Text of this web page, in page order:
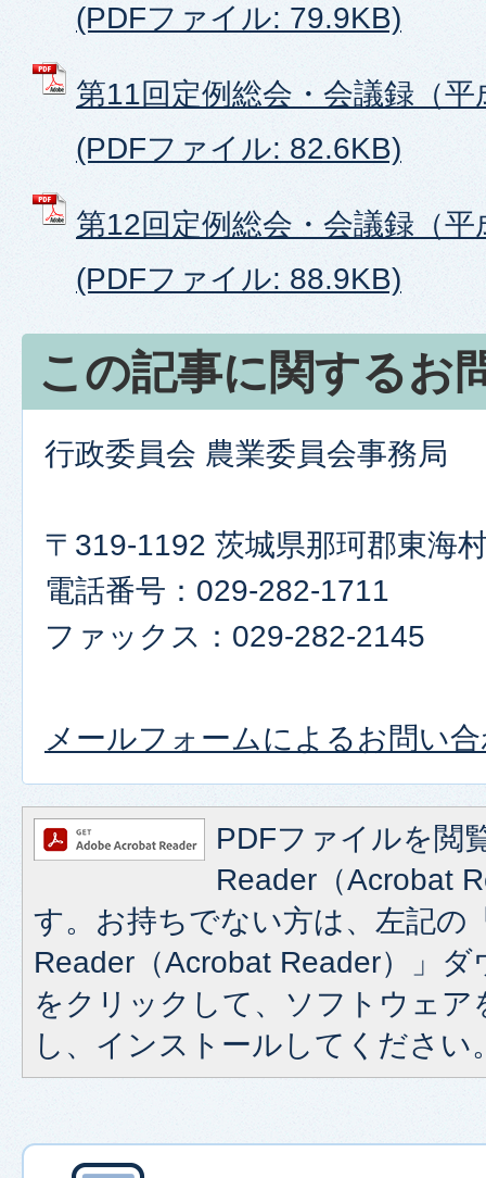
(PDFファイル: 79.9KB)
第11回定例総会・会議録（
(PDFファイル: 82.6KB)
第12回定例総会・会議録（
(PDFファイル: 88.9KB)
この記事に関するお
行政委員会 農業委員会事務局
〒319-1192 茨城県那珂郡東海
電話番号：029-282-1711
ファックス：029-282-2145
メールフォームによるお問い
PDFファイルを閲
Reader（Acrobat
す。お持ちでない方は、左記の
Reader（Acrobat Reader）」
をクリックして、ソフトウェア
し、インストールしてください